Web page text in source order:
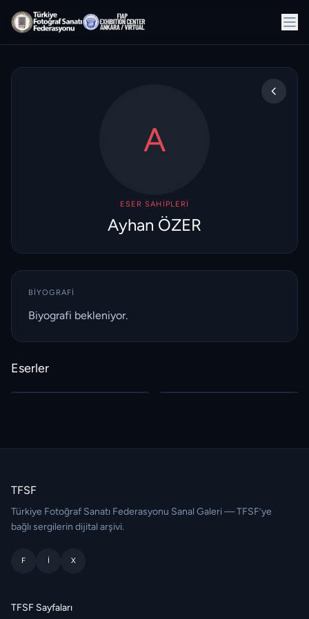
A
ESER SAHIPLERI
Ayhan ÖZER
BIYOGRAFI
Biyografi bekleniyor.
Eserler
TFSF
Türkiye Fotoğraf Sanatı Federasyonu Sanal Galeri — TFSF’ye
bağlı sergilerin dijital arşivi.
F I X
TFSF Sayfaları